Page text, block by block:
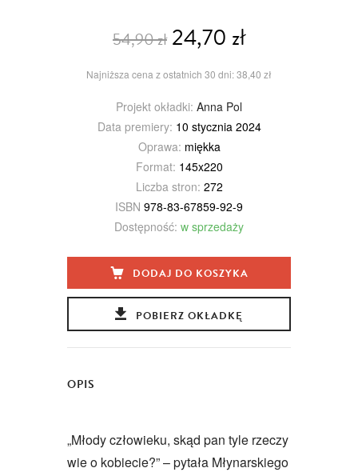
54,90 zł24,70 zł
Najniższa cena z ostatnich 30 dni: 38,40 zł
Projekt okładki: Anna Pol
Data premiery: 10 stycznia 2024
Oprawa: miękka
Format: 145x220
Liczba stron: 272
ISBN 978-83-67859-92-9
Dostępność: w sprzedaży
DODAJ DO KOSZYKA
POBIERZ OKŁADKĘ
OPIS
„Młody człowieku, skąd pan tyle rzeczy
wie o kobiecie?” – pytała Młynarskiego